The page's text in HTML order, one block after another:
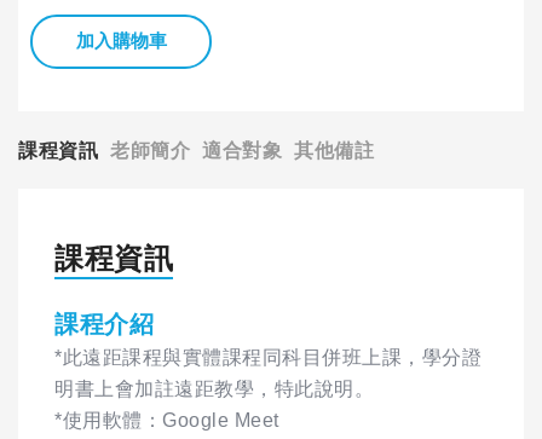
加入購物車
課程資訊 老師簡介 適合對象 其他備註
課程資訊
課程介紹
*此遠距課程與實體課程同科目併班上課，學分證
明書上會加註遠距教學，特此說明。
*使用軟體：Google Meet